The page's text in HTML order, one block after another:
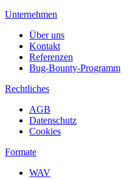
Unternehmen
Über uns
Kontakt
Referenzen
Bug-Bounty-Programm
Rechtliches
AGB
Datenschutz
Cookies
Formate
WAV